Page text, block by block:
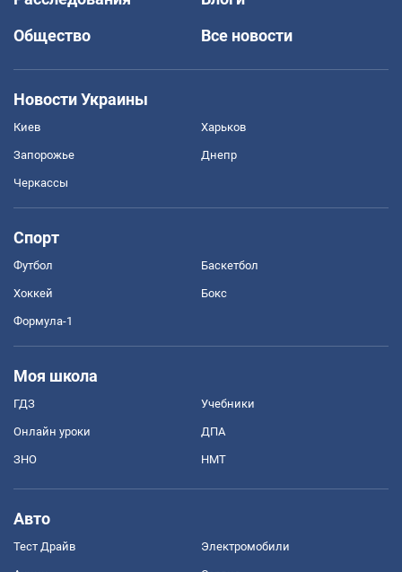
Общество
Все новости
Новости Украины
Киев Харьков
Запорожье Днепр
Черкассы
Спорт
Футбол Баскетбол
Хоккей Бокс
Формула-1
Моя школа
ГДЗ Учебники
Онлайн уроки ДПА
ЗНО НМТ
Авто
Тест Драйв Электромобили